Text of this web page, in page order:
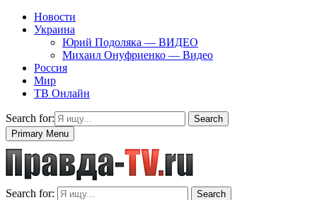
Новости
Украина
Юрий Подоляка — ВИДЕО
Михаил Онуфриенко — Видео
Россия
Мир
ТВ Онлайн
Search for:
Search
Primary Menu
Search for: Search